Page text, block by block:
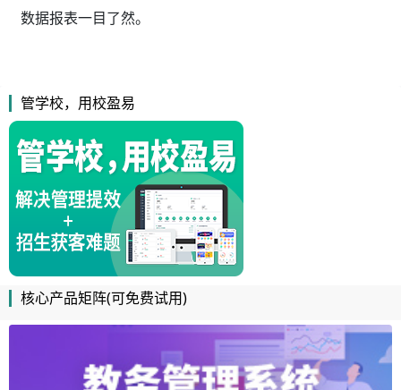
数据报表一目了然。
管学校，用校盈易
核心产品矩阵(可免费试用)